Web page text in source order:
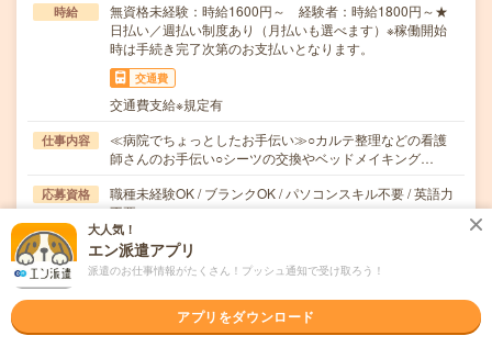
時給
無資格未経験：時給1600円～ 経験者：時給1800円～★
日払い／週払い制度あり（月払いも選べます）※稼働開始
時は手続き完了次第のお支払いとなります。
交通費
交通費支給※規定有
仕事内容
≪病院でちょっとしたお手伝い≫○カルテ整理などの看護
師さんのお手伝い○シーツの交換やベッドメイキング…
応募資格
職種未経験OK / ブランクOK / パソコンスキル不要 / 英語力
不要
無資格・未経験OK年齢不問★10名以上採用予定★履歴書
は不要です▽応募後の流れ1)翌営業日までに担当…
職場の雰囲気
年齢層
大人気！
エン派遣アプリ
派遣のお仕事情報がたくさん！プッシュ通知で受け取ろう！
アプリをダウンロード